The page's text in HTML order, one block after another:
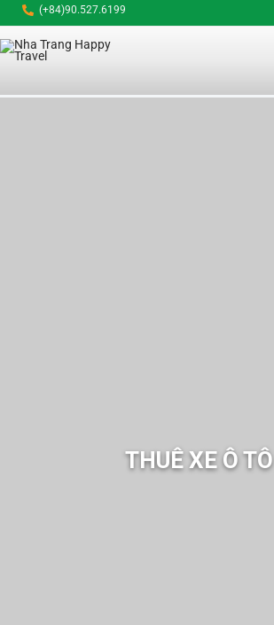
Nhảy
tới
nội
(+84)90.527.6199
THUÊ XE Ô TÔ